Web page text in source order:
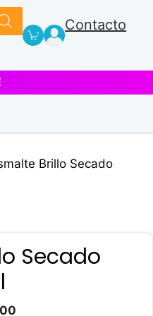
Contacto
Brillo Secado
Secado